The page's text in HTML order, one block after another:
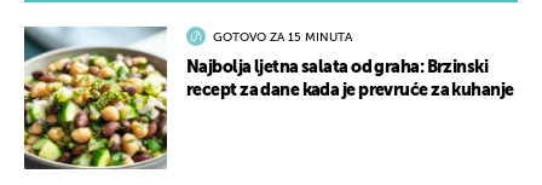
GOTOVO ZA 15 MINUTA
Najbolja ljetna salata od graha: Brzinski
recept za dane kada je prevruće za kuhanje